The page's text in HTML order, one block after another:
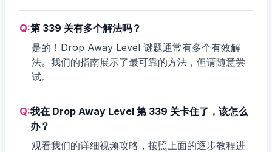
Q:第 339 关有多个解法吗？
是的！Drop Away Level 谜题通常有多个有效解
法。我们的指南展示了最可靠的方法，但请随意尝
试。
Q:我在 Drop Away Level 第 339 关卡住了，该怎么
办？
观看我们的详细视频攻略，按照上面的逐步教程进